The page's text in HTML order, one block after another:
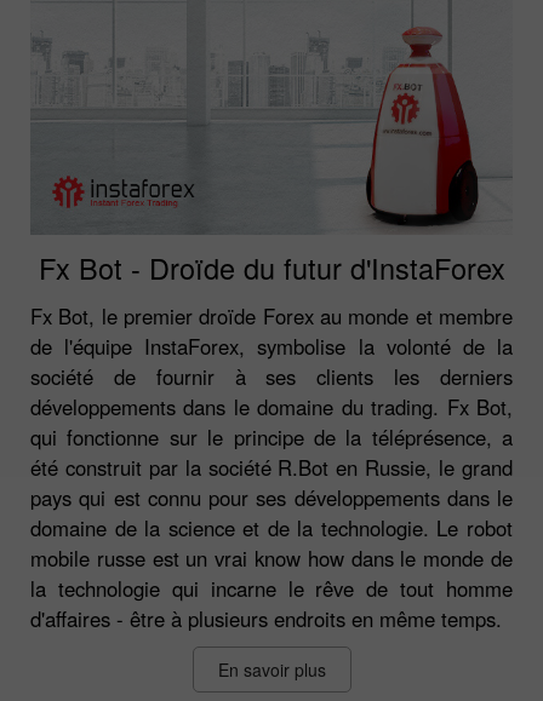
Fx Bot - Droïde du futur d'InstaForex
Fx Bot, le premier droïde Forex au monde et membre
de l'équipe InstaForex, symbolise la volonté de la
société de fournir à ses clients les derniers
développements dans le domaine du trading. Fx Bot,
qui fonctionne sur le principe de la téléprésence, a
été construit par la société R.Bot en Russie, le grand
pays qui est connu pour ses développements dans le
domaine de la science et de la technologie. Le robot
mobile russe est un vrai know how dans le monde de
la technologie qui incarne le rêve de tout homme
d'affaires - être à plusieurs endroits en même temps.
En savoir plus